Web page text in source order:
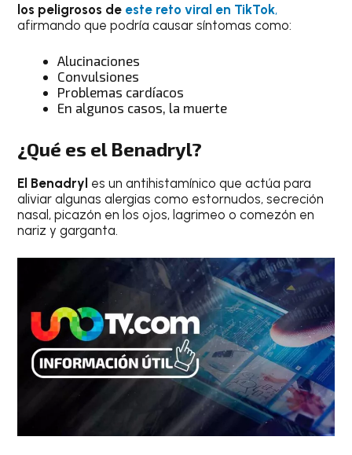
los peligrosos de este reto viral en TikTok,
afirmando que podría causar síntomas como:
Alucinaciones
Convulsiones
Problemas cardíacos
En algunos casos, la muerte
¿Qué es el Benadryl?
El Benadryl es un antihistamínico que actúa para
aliviar algunas alergias como estornudos, secreción
nasal, picazón en los ojos, lagrimeo o comezón en
nariz y garganta.